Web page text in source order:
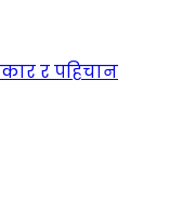
र पहिचान